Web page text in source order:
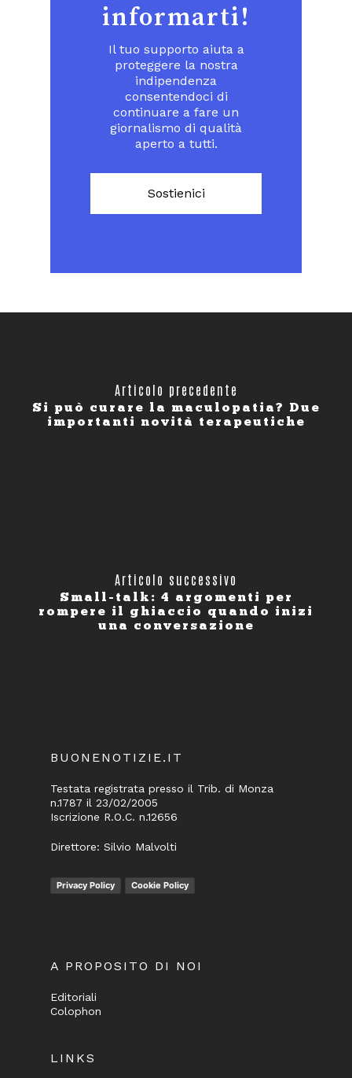
informarti!
Il tuo supporto aiuta a
proteggere la nostra
indipendenza
consentendoci di
continuare a fare un
giornalismo di qualità
aperto a tutti.
Sostienici
Articolo precedente
Si può curare la maculopatia? Due
importanti novità terapeutiche
Articolo successivo
Small-talk: 4 argomenti per
rompere il ghiaccio quando inizi
una conversazione
BUONENOTIZIE.IT
Testata registrata presso il Trib. di Monza
n.1787 il 23/02/2005
Iscrizione R.O.C. n.12656
Direttore: Silvio Malvolti
Privacy Policy Cookie Policy
A PROPOSITO DI NOI
Editoriali
Colophon
LINKS